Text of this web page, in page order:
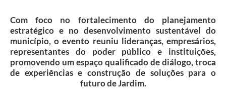
Com foco no fortalecimento do planejamento
estratégico e no desenvolvimento sustentável do
município, o evento reuniu lideranças, empresários,
representantes do poder público e instituições,
promovendo um espaço qualificado de diálogo, troca
de experiências e construção de soluções para o
futuro de Jardim.